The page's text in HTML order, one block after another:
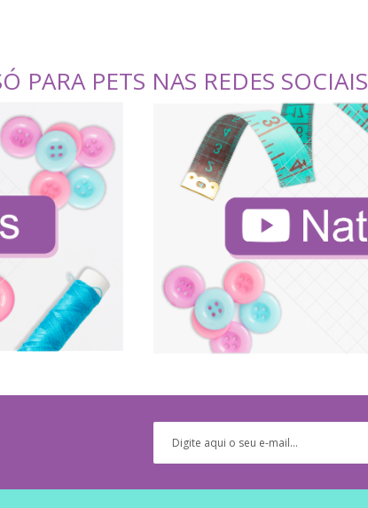
PARA PETS NAS REDES SOCIAIS